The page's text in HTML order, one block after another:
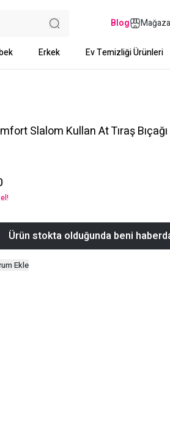
Blog
Erkek Ev Temizliği Ürünleri
Slalom Kullan At Tıraş
Ürün stokta olduğunda beni
Ekle